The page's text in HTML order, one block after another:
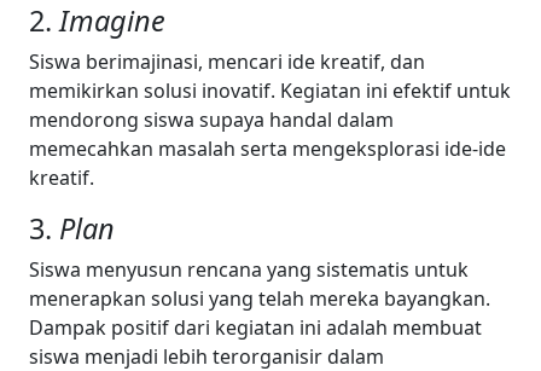
2.Imagine
Siswa berimajinasi, mencari ide kreatif, dan
memikirkan solusi inovatif. Kegiatan ini efektif untuk
mendorong siswa supaya handal dalam
memecahkan masalah serta mengeksplorasi ide-ide
kreatif.
3. Plan
Siswa menyusun rencana yang sistematis untuk
menerapkan solusi yang telah mereka bayangkan.
Dampak positif dari kegiatan ini adalah membuat
siswa menjadi lebih terorganisir dalam